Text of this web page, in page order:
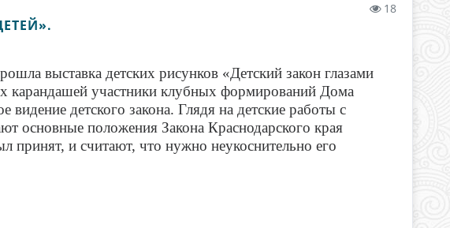
18
выставка детских рисунков «Детский закон глазами
карандашей участники клубных формирований Дома
видение детского закона. Глядя на детские работы с
основные положения Закона Краснодарского края
и считают, что нужно неукоснительно его